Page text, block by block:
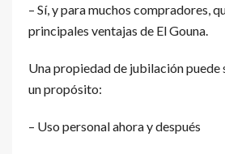
– Sí, y para muchos compradores,
principales ventajas de El Gouna.
Una propiedad de jubilación puede
un propósito:
– Uso personal ahora y después